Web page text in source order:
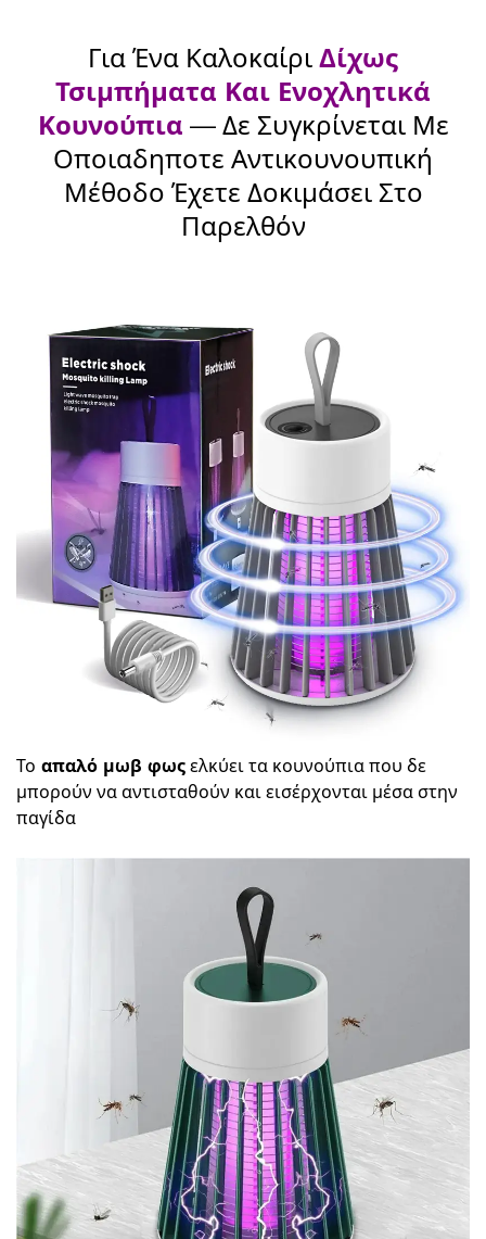
Για Ένα Καλοκαίρι Δίχως
Τσιμπήματα Και Ενοχλητικά
Κουνούπια — Δε Συγκρίνεται Με
Οποιαδηποτε Αντικουνουπική
Μέθοδο Έχετε Δοκιμάσει Στο
Παρελθόν
Το απαλό μωβ φως ελκύει τα κουνούπια που δε
μπορούν να αντισταθούν και εισέρχονται μέσα στην
παγίδα